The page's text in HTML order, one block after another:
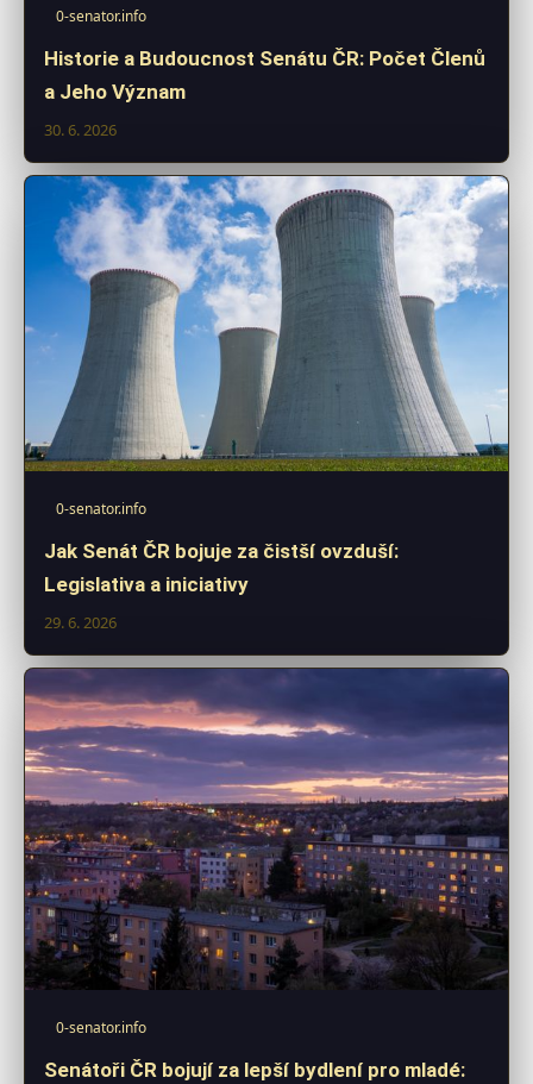
0-senator.info
Historie a Budoucnost Senátu ČR: Počet Členů
a Jeho Význam
30. 6. 2026
0-senator.info
Jak Senát ČR bojuje za čistší ovzduší:
Legislativa a iniciativy
29. 6. 2026
0-senator.info
Senátoři ČR bojují za lepší bydlení pro mladé: